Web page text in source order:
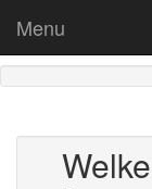
Menu